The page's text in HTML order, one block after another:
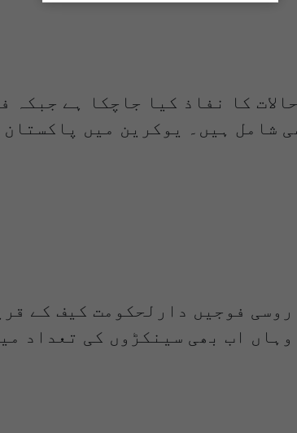
کا نفاذ کیا جاچکا ہے
شامل ہیں۔ یوکرین میں
فوجیں دارلحکومت کیف کے
اب بھی سینکڑوں کی تعداد